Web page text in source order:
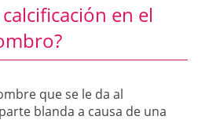
en el
que se le da al
blanda a causa de una